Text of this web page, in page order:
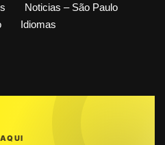
Noticias – São Paulo
Idiomas